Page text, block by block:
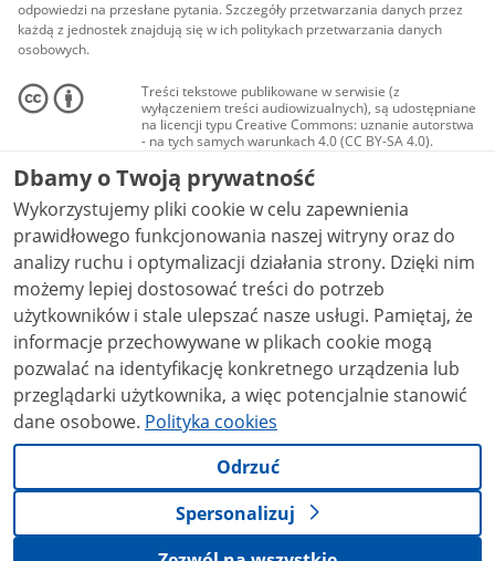
odpowiedzi na przesłane pytania. Szczegóły przetwarzania danych przez
każdą z jednostek znajdują się w ich politykach przetwarzania danych
osobowych.
Treści tekstowe publikowane w serwisie (z
wyłączeniem treści audiowizualnych), są udostępniane
na licencji typu Creative Commons: uznanie autorstwa
- na tych samych warunkach 4.0 (CC BY-SA 4.0).
Materiały audiowizualne, w tym zdjęcia, materiały
audio i wideo, są udostępniane na licencji typu
Creative Commons: uznanie autorstwa użycie
niekomercyjne - bez utworów zależnych 4.0 (CC BY-
NC-ND 4.0), o ile nie jest to stwierdzone inaczej.
Dbamy o Twoją prywatność
Wykorzystujemy pliki cookie w celu zapewnienia
prawidłowego funkcjonowania naszej witryny oraz do
analizy ruchu i optymalizacji działania strony. Dzięki nim
możemy lepiej dostosować treści do potrzeb
użytkowników i stale ulepszać nasze usługi. Pamiętaj, że
informacje przechowywane w plikach cookie mogą
pozwalać na identyfikację konkretnego urządzenia lub
przeglądarki użytkownika, a więc potencjalnie stanowić
dane osobowe. Polityka cookies
Odrzuć
Spersonalizuj